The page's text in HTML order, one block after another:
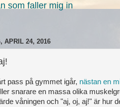
som faller mig in
APRIL 24, 2016
pass på gymmet igår, nästan en
snarare en massa olika
våningen och "aj, oj, aj!" är hur